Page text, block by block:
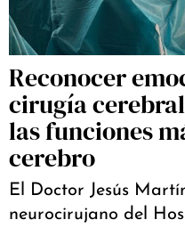
Reconocer
cirugía
las funciones
cerebro
El Doctor Jesús
neurocirujano del